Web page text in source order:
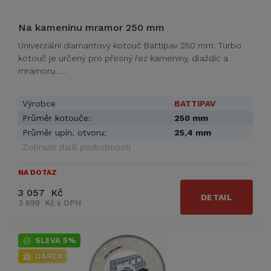
Na kameninu mramor 250 mm
Univerzální diamantový kotouč Battipav 250 mm. Turbo
kotouč je určený pro přesný řez kameniny, dlaždic a
mramoru. …
Výrobce
BATTIPAV
Průměr kotouče:
250 mm
Průměr upín. otvoru:
25,4 mm
Zobrazit další podrobnosti
NA DOTAZ
3 057 Kč
3 699 Kč s DPH
DETAIL
SLEVA 5%
DÁREK